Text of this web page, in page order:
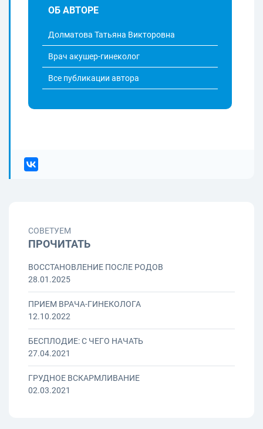
ОБ АВТОРЕ
Долматова Татьяна Викторовна
Врач акушер-гинеколог
Все публикации автора
СОВЕТУЕМ
ПРОЧИТАТЬ
ВОССТАНОВЛЕНИЕ ПОСЛЕ РОДОВ
28.01.2025
ПРИЕМ ВРАЧА-ГИНЕКОЛОГА
12.10.2022
БЕСПЛОДИЕ: С ЧЕГО НАЧАТЬ
27.04.2021
ГРУДНОЕ ВСКАРМЛИВАНИЕ
02.03.2021